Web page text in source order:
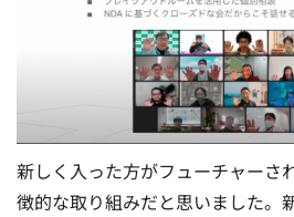
新しく入った方がフューチャーさ
徴的な取り組みだと思いました。